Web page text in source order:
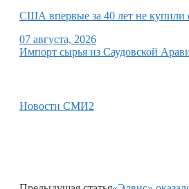
США впервые за 40 лет не купили
07 августа, 2026
Импорт сырья из Саудовской
Новости СМИ2